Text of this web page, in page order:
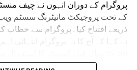
پروگرام کے دوران انہوں نے چیف
کے تحت پروجیکٹ مانیٹرنگ سسٹم
ذریعے افتتاح کیا۔پروگرام سے
مصنوعی ذہانت اور ڈیجیٹل ٹیکنالوجی